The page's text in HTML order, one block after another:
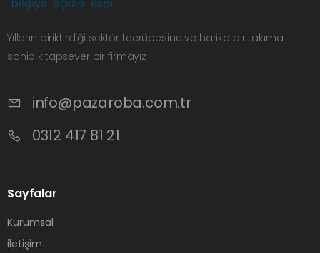
Yılların biriktirdiği sektör tecrübesine ve harika bir takıma
sahip kitapsever bir firmayız
info@pazaroba.com.tr
0312 417 81 21
Sayfalar
Kurumsal
iletişim